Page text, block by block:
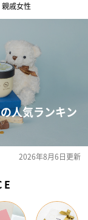
親戚女性
人気ランキン
2026年8月6日更新